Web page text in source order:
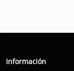
Información